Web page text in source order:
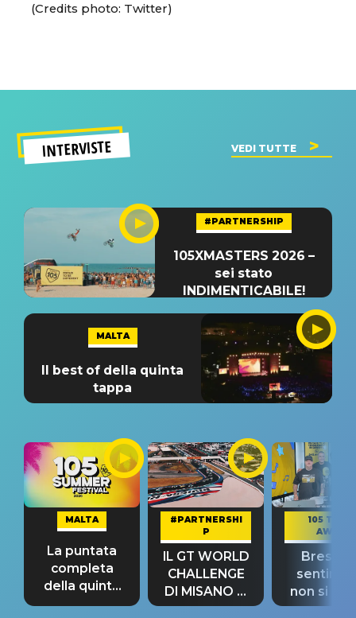
(Credits photo: Twitter)
INTERVISTE VEDI TUTTE
#PARTNERSHIP
105XMASTERS 2026 –
sei stato
INDIMENTICABILE!
MALTA
Il best of della quinta
tappa
MALTA
La puntata
completa
della quinta
tappa
#PARTNERSHI
P
IL GT WORLD
CHALLENGE
DI MISANO si
riconferma
105 TAKE
AWAY
Bresh:
non si
fino alla